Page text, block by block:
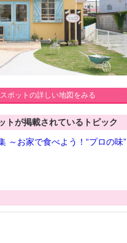
ポットの詳しい地図をみる
トが掲載されているトピック
～お家で食べよう！“プロの味”